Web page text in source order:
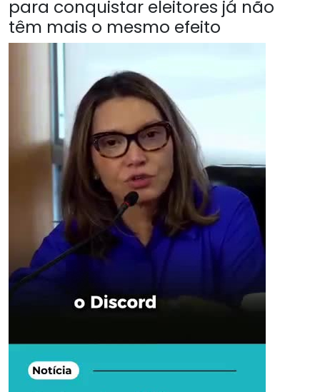
para conquistar eleitores já não
têm mais o mesmo efeito